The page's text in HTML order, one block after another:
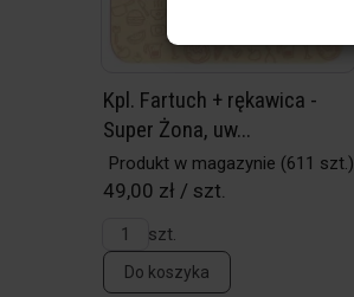
Kpl. Fartuch + rękawica -
Super Żona, uw...
Produkt w magazynie (611 szt.)
49,00 zł / szt.
szt.
Do koszyka